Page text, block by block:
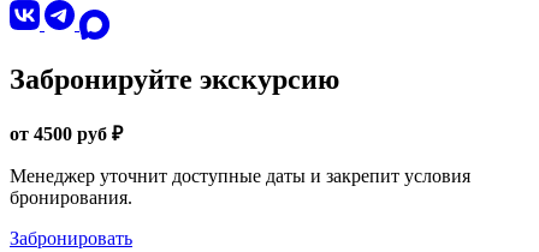
Забронируйте экскурсию
от 4500 руб ₽
Менеджер уточнит доступные даты и закрепит условия
бронирования.
Забронировать